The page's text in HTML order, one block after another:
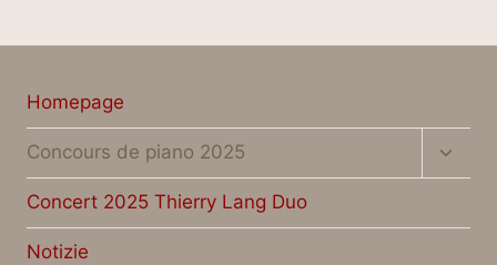
Homepage
Concours de piano 2025
menu
Concert 2025 Thierry Lang Duo
Notizie